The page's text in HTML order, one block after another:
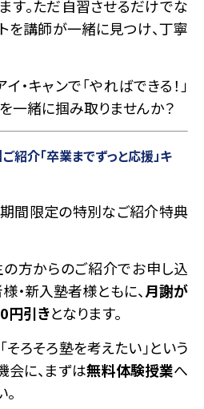
す。ただ自習させるだけでな
を講師が一緒に見つけ、丁寧
・キャンで「やればできる！」
一緒に掴み取りませんか？
紹介「卒業までずっと応援」キ
期間限定の特別なご紹介特典
の方からのご紹介でお申し込
・新入塾者様ともに、月謝が
円引きとなります。
そろそろ塾を考えたい」という
会に、まずは無料体験授業へ